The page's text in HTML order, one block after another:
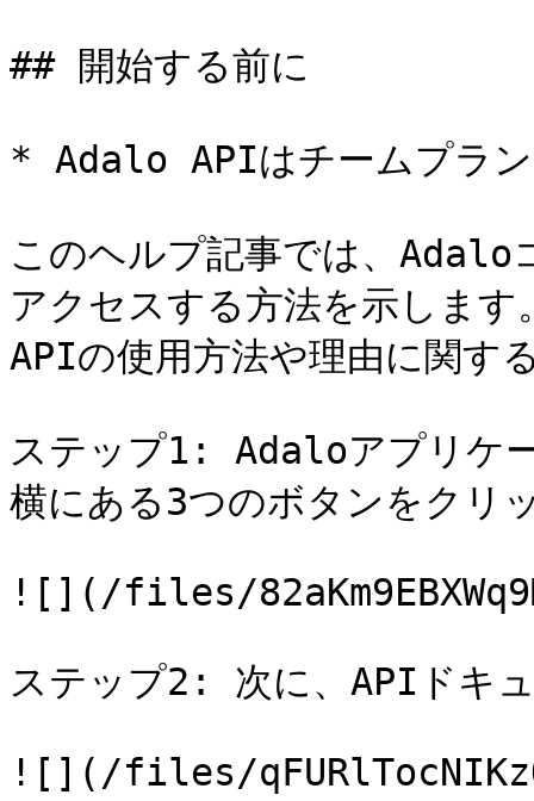
## 開始する前に
* Adalo APIはチームプラン
このヘルプ記事では、Adalo
アクセスする方法を示しま
APIの使用方法や理由に関す
ステップ1: Adaloアプリケ
横にある3つのボタンをクリ
![](/files/
ステップ2: 次に、APIドキ
![](/files/